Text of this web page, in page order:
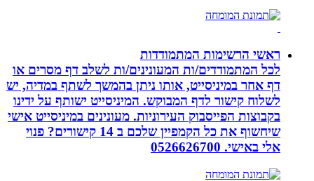
ראשי הרשימות המתמודדות
לכל המתמודדים/ות המעונינים/ות לשלב דף מסרים או
דף אחר במיניסייט, אותו ניתן בהמשך לשתף במדיה, יש
לשלוח קישור לדף המבוקש. המיניסייט ישותף על ידינו
בקבוצות הפייסבוק העירוניות. מעונינים במיניסייט אישי
שיחשוף את כל הקמפיין שלכם ב 14 קישורים? פנוי
אלי באישי. 0526626700